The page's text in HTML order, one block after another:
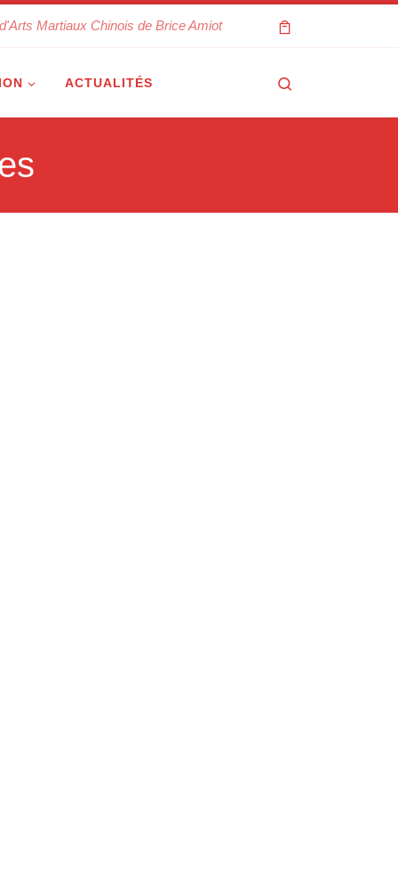
Martiaux Chinois de Brice Amiot
ACTUALITÉS